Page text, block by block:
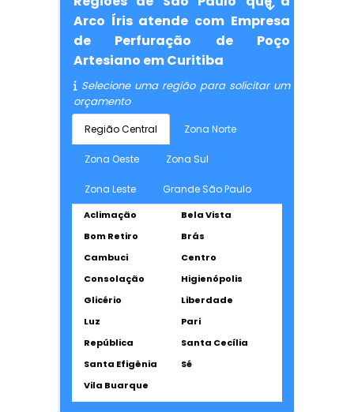
Arco Íris atende com Empresa
de Perfuração de Poço
Artesiano em Curitiba
Selecione uma região para solicitar um
orçamento
Região Central Zona Norte
Zona Oeste Zona Sul
Zona Leste Grande São Paulo
Aclimação
Bela Vista
Bom Retiro
Brás
Cambuci
Centro
Consolação
Higienópolis
Glicério
Liberdade
Luz
Pari
República
Santa Cecília
Santa Efigênia
Sé
Vila Buarque